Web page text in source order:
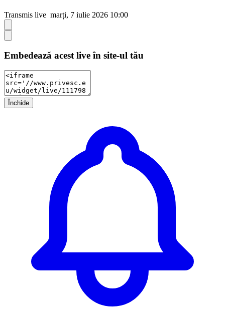
Transmis live marți, 7 iulie 2026 10:00
Embedează acest live în site-ul tău
Închide